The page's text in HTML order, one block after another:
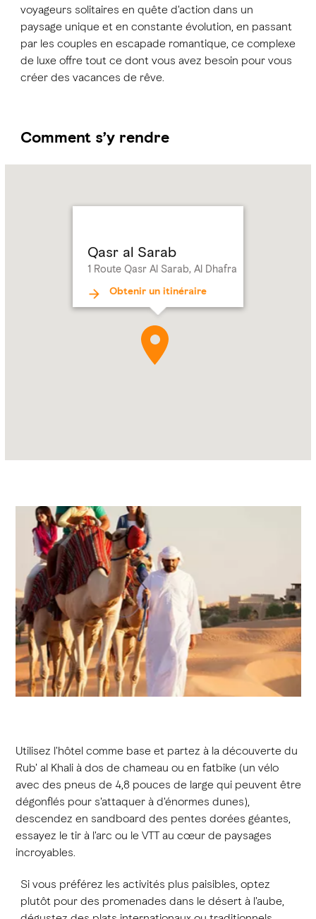
voyageurs solitaires en quête d'action dans un
paysage unique et en constante évolution, en passant
par les couples en escapade romantique, ce complexe
de luxe offre tout ce dont vous avez besoin pour vous
créer des vacances de rêve.
Comment s’y rendre
Qasr al Sarab
1 Route Qasr Al Sarab, Al Dhafra
Obtenir un itinéraire
Utilisez l'hôtel comme base et partez à la découverte du
Rub' al Khali à dos de chameau ou en fatbike (un vélo
avec des pneus de 4,8 pouces de large qui peuvent être
dégonflés pour s'attaquer à d'énormes dunes),
descendez en sandboard des pentes dorées géantes,
essayez le tir à l'arc ou le VTT au cœur de paysages
incroyables.
Si vous préférez les activités plus paisibles, optez
plutôt pour des promenades dans le désert à l'aube,